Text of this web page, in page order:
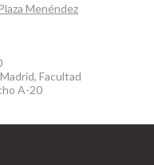
Menéndez
Facultad
A-20